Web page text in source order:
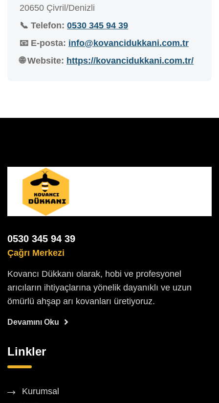
20650 Çivril/Denizli
📞 Telefon: 0530 345 94 39
📧 E-posta: info@kovancidukkani.com.tr
🌐 Website: https://kovancidukkani.com.tr/
0530 345 94 39
Çağrı Merkezi
Kovancı Dükkanı olarak, hobi ve profesyonel
arıcıların ihtiyaçlarına yönelik dayanıklı ve uzun
ömürlü ahşap arı kovanları üretiyoruz.
Devamını Oku
Linkler
Kurumsal